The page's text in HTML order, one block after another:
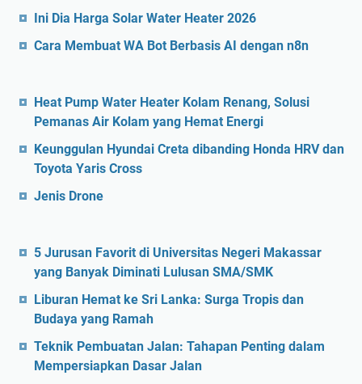
Ini Dia Harga Solar Water Heater 2026
Cara Membuat WA Bot Berbasis AI dengan n8n
Heat Pump Water Heater Kolam Renang, Solusi
Pemanas Air Kolam yang Hemat Energi
Keunggulan Hyundai Creta dibanding Honda HRV dan
Toyota Yaris Cross
Jenis Drone
5 Jurusan Favorit di Universitas Negeri Makassar
yang Banyak Diminati Lulusan SMA/SMK
Liburan Hemat ke Sri Lanka: Surga Tropis dan
Budaya yang Ramah
Teknik Pembuatan Jalan: Tahapan Penting dalam
Mempersiapkan Dasar Jalan